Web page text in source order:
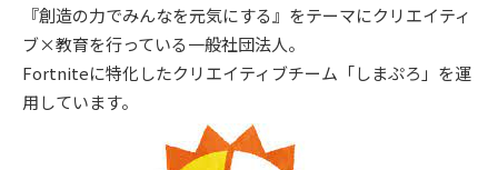
『創造の力でみんなを元気にする』をテーマにクリエイティ
ブ×教育を行っている一般社団法人。
Fortniteに特化したクリエイティブチーム「しまぷろ」を運
用しています。